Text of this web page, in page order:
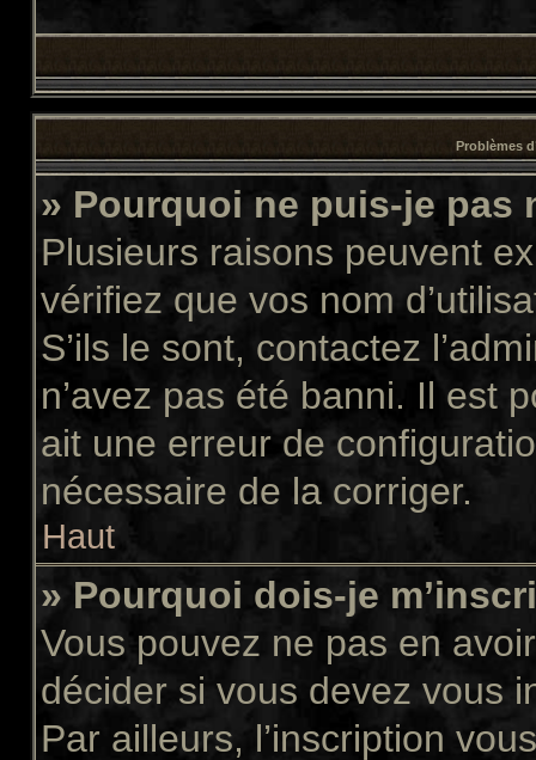
Problèmes
» Pourquoi ne puis-je pas
Plusieurs raisons peuvent
vérifiez que vos nom
S’ils le sont, contactez
n’avez pas été banni. Il est
ait une erreur de
nécessaire de la corriger.
Haut
» Pourquoi dois-je
Vous pouvez ne pas en
décider si vous devez vous
Par ailleurs, l’inscription